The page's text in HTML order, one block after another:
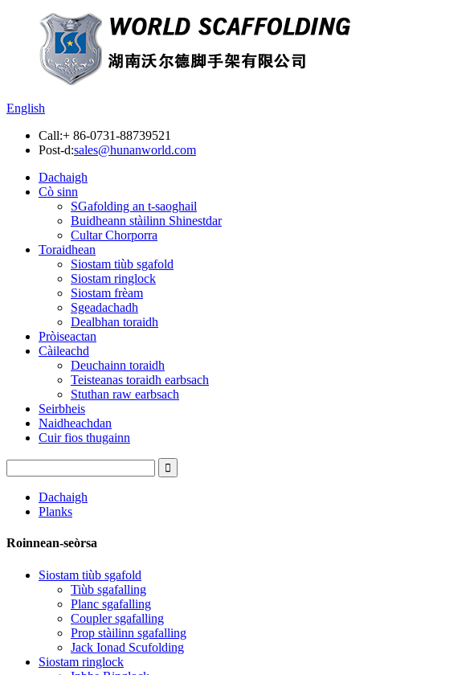
English
Call:+ 86-0731-88739521
Post-d:sales@hunanworld.com
Dachaigh
Cò sinn
SGafolding an t-saoghail
Buidheann stàilinn Shinestdar
Cultar Chorporra
Toraidhean
Siostam tiùb sgafold
Siostam ringlock
Siostam frèam
Sgeadachadh
Dealbhan toraidh
Pròiseactan
Càileachd
Deuchainn toraidh
Teisteanas toraidh earbsach
Stuthan raw earbsach
Seirbheis
Naidheachdan
Cuir fios thugainn
Dachaigh
Planks
Roinnean-seòrsa
Siostam tiùb sgafold
Tiùb sgafalling
Planc sgafalling
Coupler sgafalling
Prop stàilinn sgafalling
Jack Ionad Scufolding
Siostam ringlock